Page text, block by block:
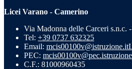
Licei Varano - Camerino
Via Madonna delle Carceri s.n.c.
Tel: +39 0737 632325
Email: mcis00100v@istruzione.it
PEC:
C.F.: 81000960435